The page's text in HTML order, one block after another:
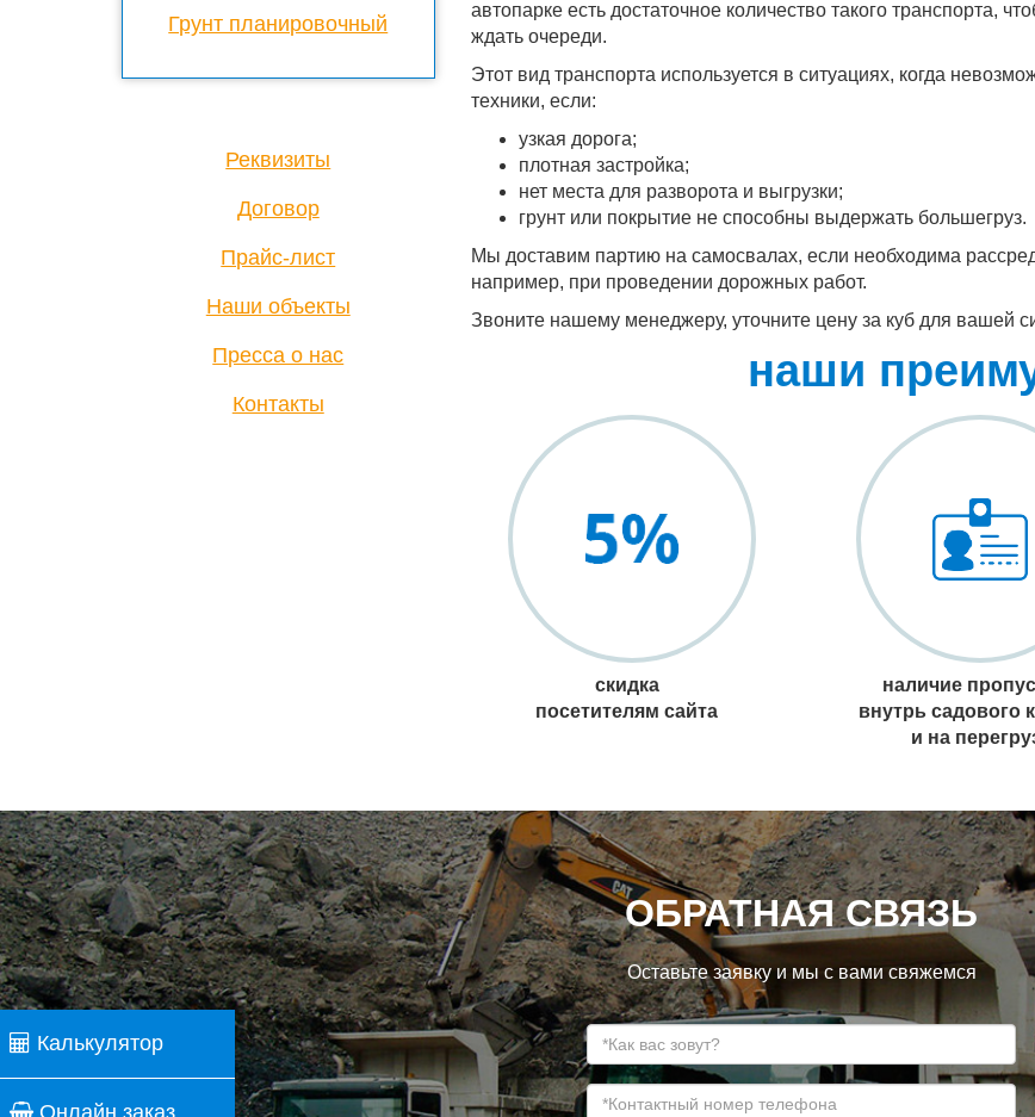
автопарке есть достаточное количество такого транспорта,
ждать очереди.
Этот вид транспорта используется в ситуациях, когда
техники, если:
узкая дорога;
плотная застройка;
нет места для разворота и выгрузки;
грунт или покрытие не способны выдержать большегруз.
Мы доставим партию на самосвалах, если необходима
например, при проведении дорожных работ.
Звоните нашему менеджеру, уточните цену за куб для вашей
наши
скидка
посетителям сайта
наличие
внутрь садового
и на
Грунт планировочный
Реквизиты
Договор
Прайс-лист
Наши объекты
Пресса о нас
Контакты
ОБРАТНАЯ СВЯЗЬ
Оставьте заявку и мы с вами свяжемся
Калькулятор
Онлайн заказ